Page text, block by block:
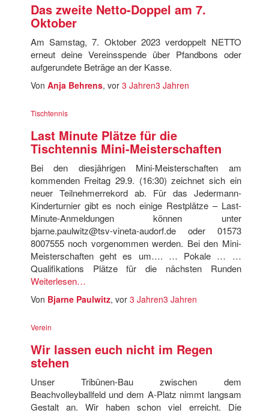
Das zweite Netto-Doppel am 7.
Oktober
Am Samstag, 7. Oktober 2023 verdoppelt NETTO
erneut deine Vereinsspende über Pfandbons oder
aufgerundete Beträge an der Kasse.
Von Anja Behrens, vor 3 Jahren3 Jahren
Tischtennis
Last Minute Plätze für die
Tischtennis Mini-Meisterschaften
Bei den diesjährigen Mini-Meisterschaften am
kommenden Freitag 29.9. (16:30) zeichnet sich ein
neuer Teilnehmerrekord ab. Für das Jedermann-
Kinderturnier gibt es noch einige Restplätze – Last-
Minute-Anmeldungen können unter
bjarne.paulwitz@tsv-vineta-audorf.de oder 01573
8007555 noch vorgenommen werden. Bei den Mini-
Meisterschaften geht es um…. … Pokale … …
Qualifikations Plätze für die nächsten Runden
Weiterlesen…
Von Bjarne Paulwitz, vor 3 Jahren3 Jahren
Verein
Wir lassen euch nicht im Regen
stehen
Unser Tribünen-Bau zwischen dem
Beachvolleyballfeld und dem A-Platz nimmt langsam
Gestalt an. Wir haben schon viel erreicht. Die